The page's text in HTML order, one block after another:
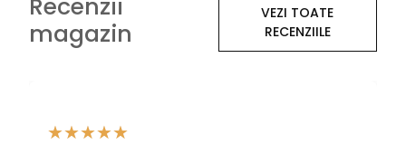
Recenzii
magazin
VEZI TOATE
RECENZIILE